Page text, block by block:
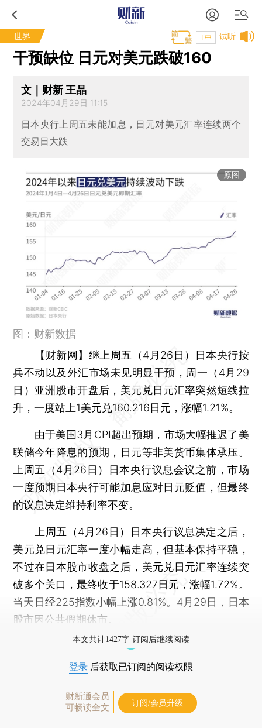
世界 试听
T中
干预缺位 日元对美元跌破160
文｜财新 王晶
2024年04月29日 11:15
日本央行上周五未能加息，日元对美元汇率连续两个
交易日大跌
原图
图：财新数据
【财新网】 继上周五（4月26日）日本央行按
兵不动以及外汇市场未见明显干预，周一（4月29
日）亚洲股市开盘后，美元兑日元汇率突然短线拉
升，一度站上1美元兑160.216日元，涨幅1.21%。
由于美国3月CPI超出预期，市场大幅推迟了美
联储今年降息的预期，日元等非美货币集体承压。
上周五（4月26日）日本央行议息会议之前，市场
一度预期日本央行可能加息应对日元贬值，但最终
的议息决定维持利率不变。
上周五（4月26日）日本央行议息决定之后，
美元兑日元汇率一度小幅走高，但基本保持平稳，
不过在日本股市收盘之后，美元兑日元汇率连续突
破多个关口，最终收于158.327日元，涨幅1.72%。
当天日经225指数小幅上涨0.81%。4月29日，日本
股市因公共假期休市。
本文共计1427字 订阅后继续阅读
登录 后获取已订阅的阅读权限
财新通会员
可畅读全文
订阅/会员升级